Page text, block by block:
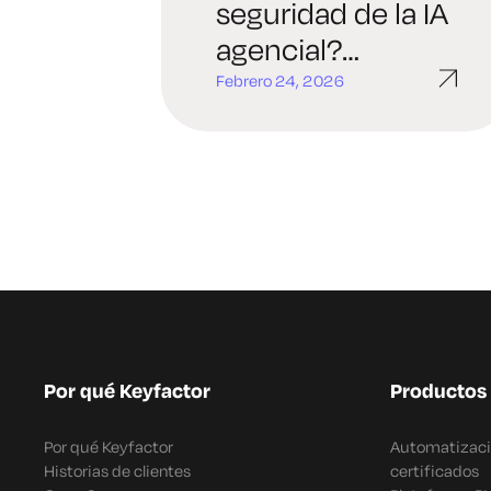
seguridad de la IA
agencial?
Regulación de la
Febrero 24, 2026
Por qué Keyfactor
Por qué Keyfactor
Historias de clientes
Productos
certificados